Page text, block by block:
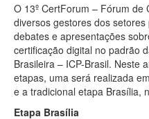
O 13º CertForum – Fórum
diversos gestores dos
debates e apresentações
certificação digital no padrão
Brasileira – ICP-Brasil. Neste
etapas, uma será realizada
e a tradicional etapa Brasília,
Etapa Brasília